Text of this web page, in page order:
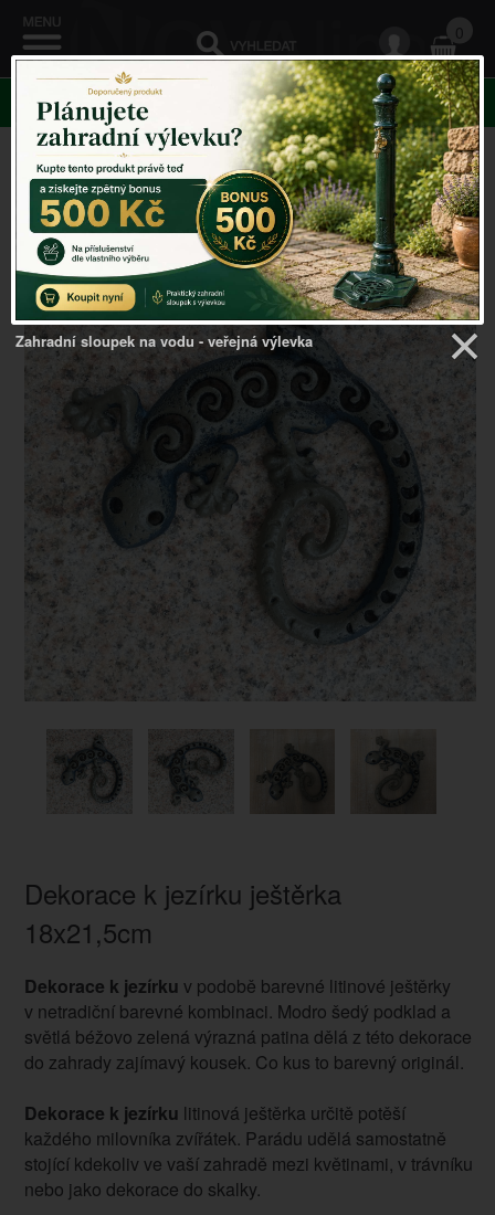
0
KATEGORIE
Venkovský domov ->Zahradní dekorace->
Dekorace k
jezírku ještěrka 18x21,5cm
Dekorace k jezírku ještěrka
18x21,5cm
Dekorace k jezírku v podobě barevné litinové ještěrky
v netradiční barevné kombinaci. Modro šedý podklad a
světlá béžovo zelená výrazná patina dělá z této dekorace
do zahrady zajímavý kousek. Co kus to barevný originál.
Dekorace k jezírku litinová ještěrka určitě potěší
každého milovníka zvířátek. Parádu udělá samostatně
stojící kdekoliv ve vaší zahradě mezi květinami, v trávníku
nebo jako dekorace do skalky.
Zahradní sloupek na vodu - veřejná výlevka